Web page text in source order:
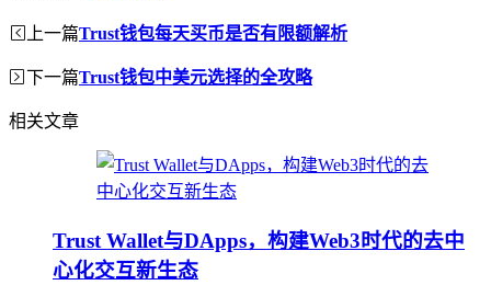
上一篇Trust钱包每天买币是否有限额解析
下一篇Trust钱包中美元选择的全攻略
相关文章
Trust Wallet与DApps，构建Web3时代的去中
心化交互新生态